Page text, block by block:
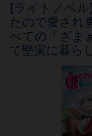
[ライトノベ
たので愛され
べての「ざま
て堅実に暮ら